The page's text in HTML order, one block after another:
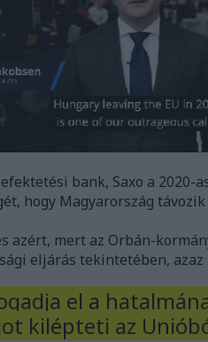
bank, Saxo a 2020-
hogy Magyarország
azért, mert az Orbán-
eljárás tekintetében, azaz
el a
kilépteti az